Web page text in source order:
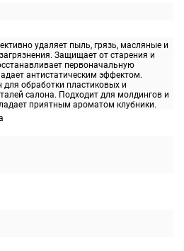
удаляет пыль, грязь, масляные и
Защищает от старения и
первоначальную
антистатическим эффектом.
для обработки пластиковых и
салона. Подходит для молдингов и
приятным ароматом клубники.